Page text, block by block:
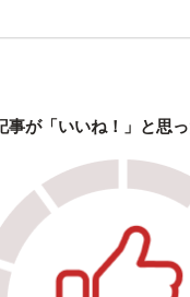
事が「いいね！」と思